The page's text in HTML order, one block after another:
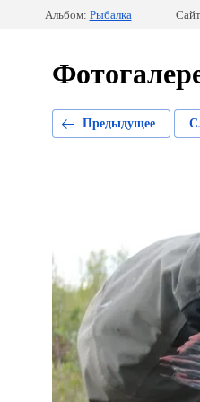
Альбом: Рыбалка
Предыдущее